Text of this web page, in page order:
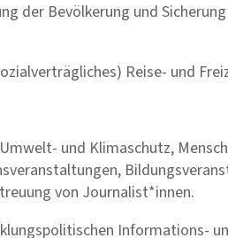
der Bevölkerung und
Reise- und
und Klimaschutz,
von Journalist*innen.
Informations-